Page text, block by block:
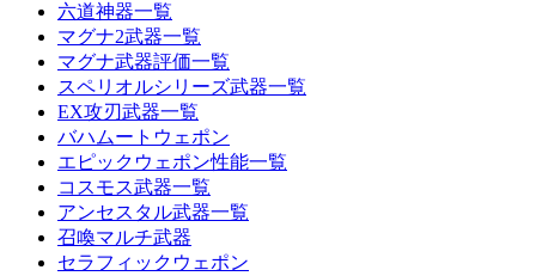
六道神器一覧
マグナ2武器一覧
マグナ武器評価一覧
スペリオルシリーズ武器一覧
EX攻刃武器一覧
バハムートウェポン
エピックウェポン性能一覧
コスモス武器一覧
アンセスタル武器一覧
召喚マルチ武器
セラフィックウェポン